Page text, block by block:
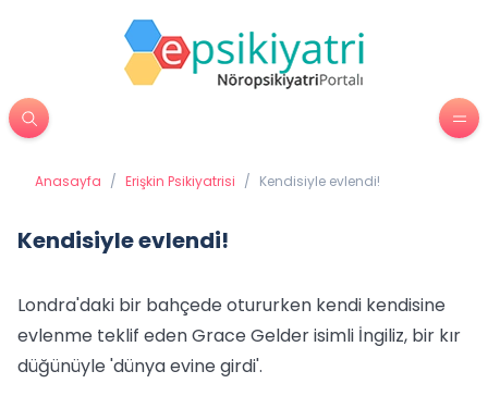
Anasayfa / Erişkin Psikiyatrisi / Kendisiyle evlendi!
Kendisiyle evlendi!
Londra'daki bir bahçede otururken kendi kendisine
evlenme teklif eden Grace Gelder isimli İngiliz, bir kır
düğünüyle 'dünya evine girdi'.